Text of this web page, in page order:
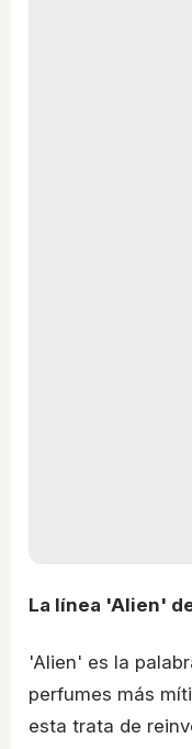
La línea 'Alien'
'Alien' es la
perfumes más
esta trata de